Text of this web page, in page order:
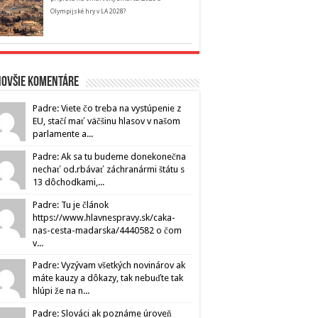
Olympijské hry v LA 2028?
komentáre
Padre: Viete čo treba na vystúpenie z
EU, stačí mať väčšinu hlasov v našom
parlamente a...
Padre: Ak sa tu budeme donekonečna
nechať od.rbávať záchranármi štátu s
13 dôchodkami,...
Padre: Tu je článok
https://www.hlavnespravy.sk/caka-
nas-cesta-madarska/4440582 o čom
v...
Padre: Vyzývam všetkých novinárov ak
máte kauzy a dôkazy, tak nebuďte tak
hlúpi že na n...
Padre: Slováci ak poznáme úroveň